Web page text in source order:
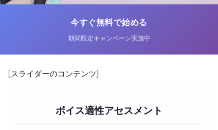
今すぐ無料で始める
期間限定キャンペーン実施中
[スライダーのコンテンツ]
ボイス適性アセスメント